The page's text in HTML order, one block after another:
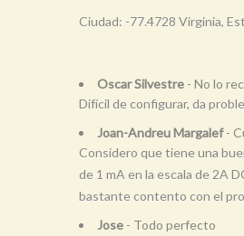
Ciudad: -77.4728 Virginia,
Oscar Silvestre - No lo
Difícil de configurar, da
Joan-Andreu Margalef-
Considero que tiene una
de 1 mA en la escala de 2A
bastante contento con el
Jose - Todo perfecto